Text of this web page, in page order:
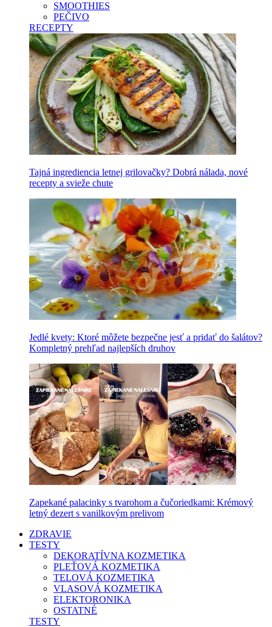
SMOOTHIES
PEČIVO
RECEPTY
Tajná ingrediencia letnej grilovačky? Dobrá nálada, nové
recepty a svieže chute
Jedlé kvety: Ktoré môžete bezpečne jesť a pridať do šalátov?
Kompletný prehľad najlepších druhov
Zapekané palacinky s tvarohom a čučoriedkami: Krémový
letný dezert s vanilkovým prelivom
ZDRAVIE
TESTY
DEKORATÍVNA KOZMETIKA
PLEŤOVÁ KOZMETIKA
TELOVÁ KOZMETIKA
VLASOVÁ KOZMETIKA
ELEKTORONIKA
OSTATNÉ
TESTY